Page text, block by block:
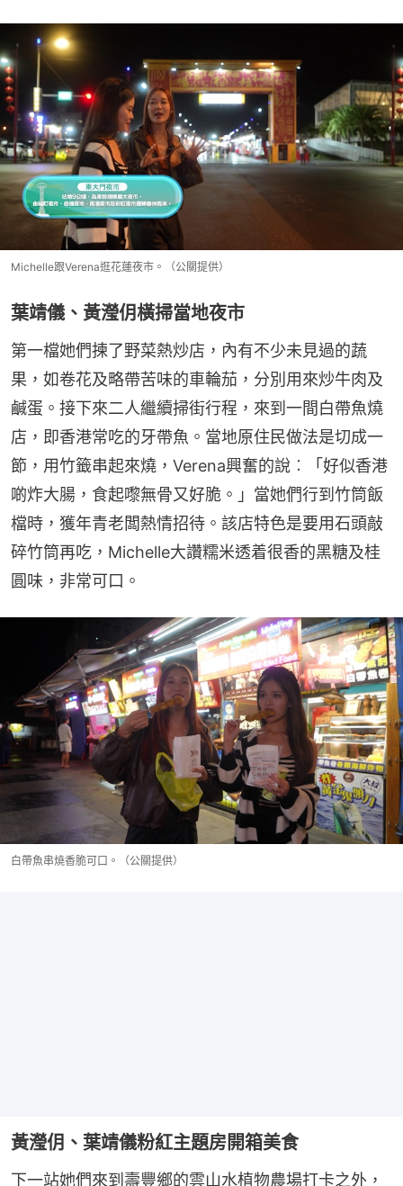
Michelle跟Verena逛花蓮夜市。（公關提供）
葉靖儀、黃瀅仴橫掃當地夜市
第一檔她們揀了野菜熱炒店，內有不少未見過的蔬
果，如卷花及略帶苦味的車輪茄，分別用來炒牛肉及
鹹蛋。接下來二人繼續掃街行程，來到一間白帶魚燒
店，即香港常吃的牙帶魚。當地原住民做法是切成一
節，用竹籤串起來燒，Verena興奮的說︰「好似香港
啲炸大腸，食起嚟無骨又好脆。」當她們行到竹筒飯
檔時，獲年青老闆熱情招待。該店特色是要用石頭敲
碎竹筒再吃，Michelle大讚糯米透着很香的黑糖及桂
圓味，非常可口。
白帶魚串燒香脆可口。（公關提供）
黃瀅仴、葉靖儀粉紅主題房開箱美食
下一站她們來到壽豐鄉的雲山水植物農場打卡之外，